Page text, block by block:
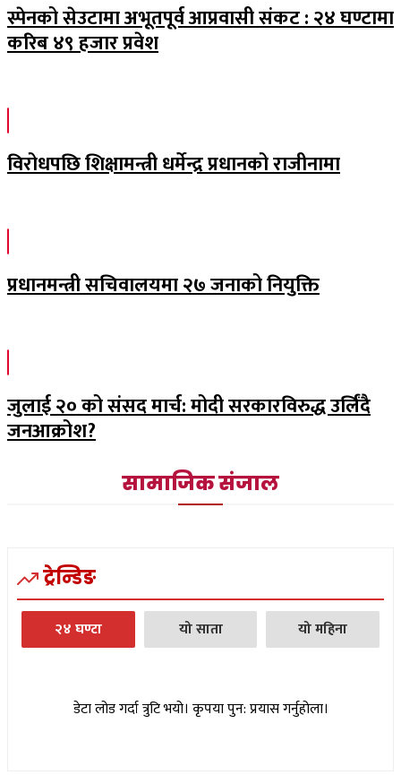
स्पेनको सेउटामा अभूतपूर्व आप्रवासी संकट : २४ घण्टामा
करिब ४९ हजार प्रवेश
विरोधपछि शिक्षामन्त्री धर्मेन्द्र प्रधानको राजीनामा
प्रधानमन्त्री सचिवालयमा २७ जनाको नियुक्ति
जुलाई २० को संसद मार्च: मोदी सरकारविरुद्ध उर्लिंदै
जनआक्रोश?
सामाजिक संजाल
ट्रेन्डिङ
२४ घण्टा यो साता यो महिना
डेटा लोड गर्दा त्रुटि भयो। कृपया पुन: प्रयास गर्नुहोला।